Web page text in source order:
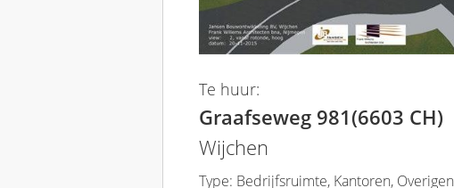
Te huur:
Graafseweg 981(6603 CH)
Wijchen
Type: Bedrijfsruimte, Kantoren, Overigen